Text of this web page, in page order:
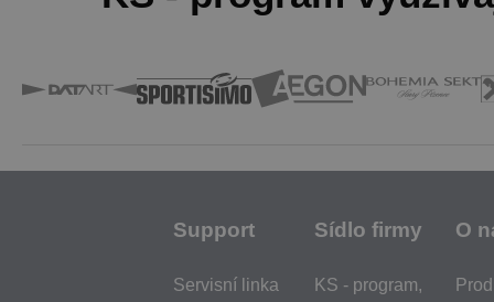
Support
Servisní linka
Sídlo firmy
KS - program,
O